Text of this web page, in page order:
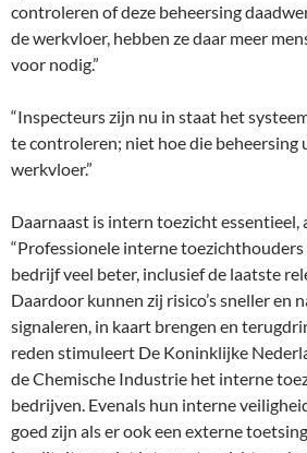
controleren of deze beheersing
de werkvloer, hebben ze daar meer
voor nodig.”
“Inspecteurs zijn nu in staat het
te controleren; niet hoe die beheersing
werkvloer.”
Daarnaast is intern toezicht essentieel,
“Professionele interne toezichthouders
bedrijf veel beter, inclusief de laatste
Daardoor kunnen zij risico’s sneller en
signaleren, in kaart brengen en
reden stimuleert De Koninklijke
de Chemische Industrie het interne
bedrijven. Evenals hun interne
goed zijn als er ook een externe